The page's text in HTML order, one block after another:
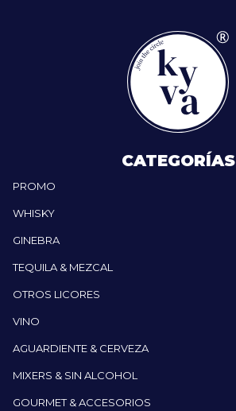
CATEGORÍAS
PROMO
WHISKY
GINEBRA
TEQUILA & MEZCAL
OTROS LICORES
VINO
AGUARDIENTE & CERVEZA
MIXERS & SIN ALCOHOL
GOURMET & ACCESORIOS